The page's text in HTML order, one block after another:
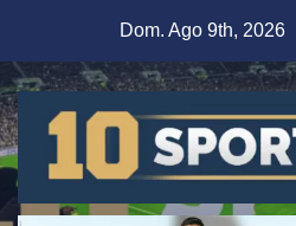
Dom. Ago 9th, 2026